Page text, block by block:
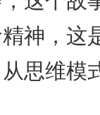
神，这
思维模